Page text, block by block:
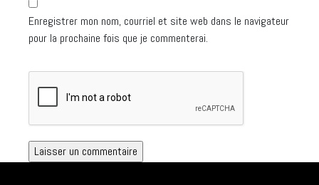
Enregistrer mon nom, courriel et site web dans le navigateur
pour la prochaine fois que je commenterai.